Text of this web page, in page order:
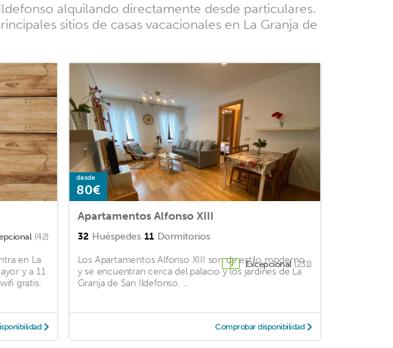
alquilando directamente desde particulares.
sitios de casas vacacionales en La Granja de
(42)
en La
y a 11
gratis.
desde
80€
Apartamentos Alfonso XIII
32 Huéspedes 11 Dormitorios
9 Excepcional (231)
Los Apartamentos Alfonso XIII son de estilo moderno
y se encuentran cerca del palacio y los jardines de La
Granja de San Ildefonso. ...
Comprobar disponibilidad